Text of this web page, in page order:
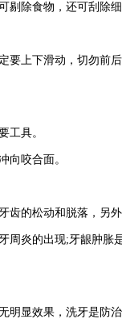
除食物，还可刮除细
上下滑动，切勿前后
具。
咬合面。
的松动和脱落，另外
炎的出现;牙龈肿胀
显效果，洗牙是防治